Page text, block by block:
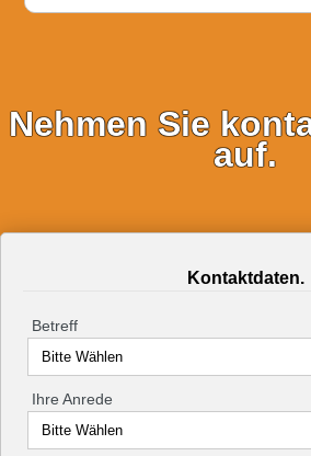
Nehmen Sie
auf.
Kontaktdaten.
Betreff
Ihre Anrede